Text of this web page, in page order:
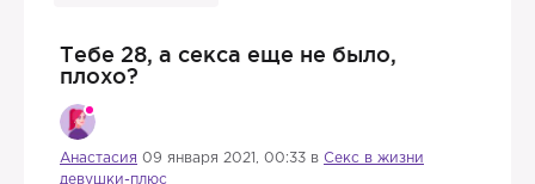
Тебе 28, а секса еще не было,
плохо?
Анастасия 09 января 2021, 00:33 в Секс в жизни
девушки-плюс